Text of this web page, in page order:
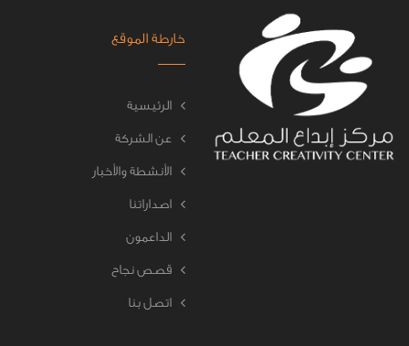
خارطة الموقع
الرئيسية
عن الشركة
الأنشطة والأخبار
اصداراتنا
الداعمون
قصص نجاح
اتصل بنا